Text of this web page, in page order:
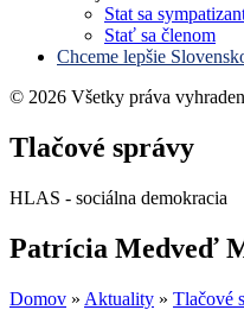
Stat sa
Stať sa členom
Chceme lepšie
© 2026 Všetky práva
Tlačové správy
HLAS - sociálna demokracia
Patrícia Medveď
Domov » Aktuality » Tlačové